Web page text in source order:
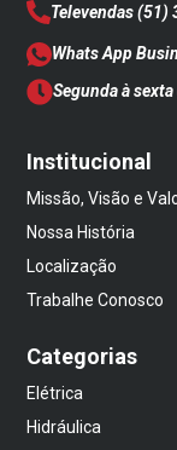
Televendas(51)
Whats App
Segunda à
Institucional
Missão, Visão e
Nossa História
Localização
Trabalhe Conosco
Categorias
Elétrica
Hidráulica